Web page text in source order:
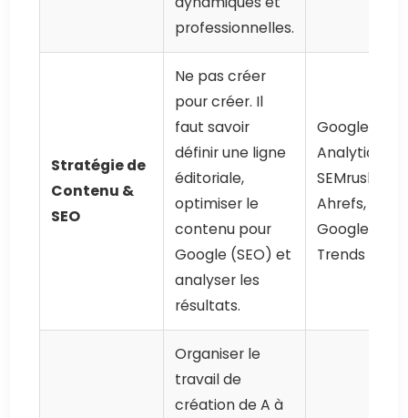
professionnelles.
Stratégie de
Contenu &
SEO
Ne pas créer
pour créer. Il
faut savoir
définir une ligne
éditoriale,
optimiser le
contenu pour
Google (SEO) et
analyser les
résultats.
Google
Analytics,
SEMrush,
Ahrefs,
Google
Trends
Organiser le
travail de
création de A à